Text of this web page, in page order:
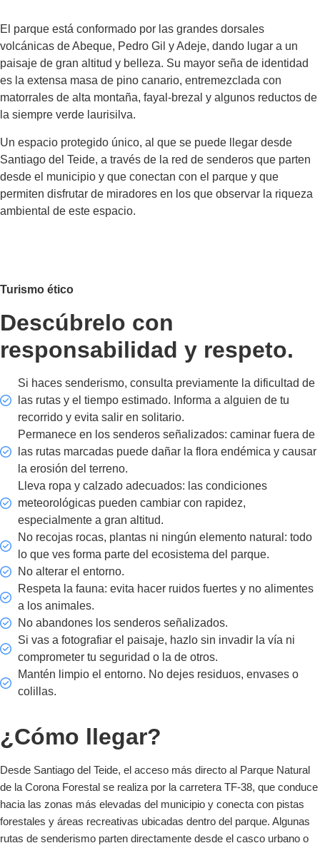
El parque está conformado por las grandes dorsales
volcánicas de Abeque, Pedro Gil y Adeje, dando lugar a un
paisaje de gran altitud y belleza. Su mayor seña de identidad
es la extensa masa de pino canario, entremezclada con
matorrales de alta montaña, fayal-brezal y algunos reductos de
la siempre verde laurisilva.
Un espacio protegido único, al que se puede llegar desde
Santiago del Teide, a través de la red de senderos que parten
desde el municipio y que conectan con el parque y que
permiten disfrutar de miradores en los que observar la riqueza
ambiental de este espacio.
Turismo ético
Descúbrelo con
responsabilidad y respeto.
Si haces senderismo, consulta previamente la dificultad de
las rutas y el tiempo estimado. Informa a alguien de tu
recorrido y evita salir en solitario.
Permanece en los senderos señalizados: caminar fuera de
las rutas marcadas puede dañar la flora endémica y causar
la erosión del terreno.
Lleva ropa y calzado adecuados: las condiciones
meteorológicas pueden cambiar con rapidez,
especialmente a gran altitud.
No recojas rocas, plantas ni ningún elemento natural: todo
lo que ves forma parte del ecosistema del parque.
No alterar el entorno.
Respeta la fauna: evita hacer ruidos fuertes y no alimentes
a los animales.
No abandones los senderos señalizados.
Si vas a fotografiar el paisaje, hazlo sin invadir la vía ni
comprometer tu seguridad o la de otros.
Mantén limpio el entorno. No dejes residuos, envases o
colillas.
¿Cómo llegar?
Desde Santiago del Teide, el acceso más directo al Parque Natural
de la Corona Forestal se realiza por la carretera TF-38, que conduce
hacia las zonas más elevadas del municipio y conecta con pistas
forestales y áreas recreativas ubicadas dentro del parque. Algunas
rutas de senderismo parten directamente desde el casco urbano o